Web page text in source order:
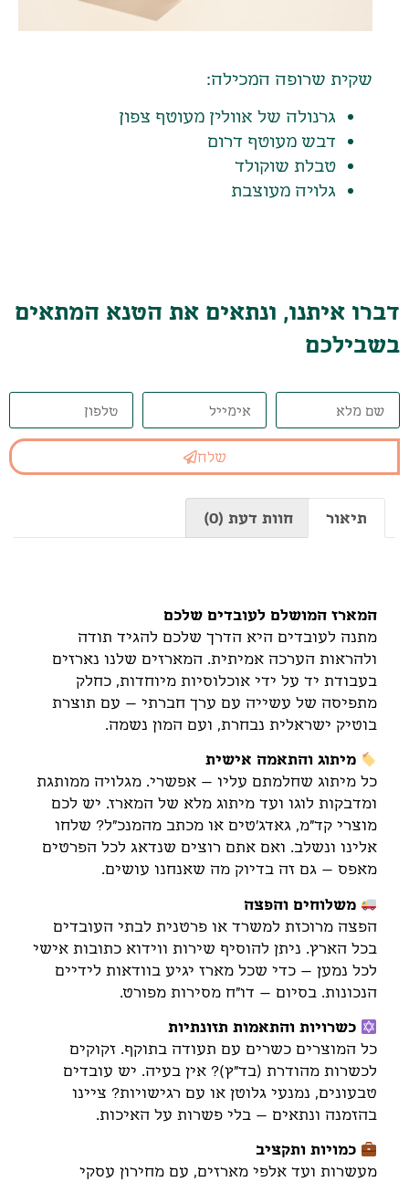
שקית שרופה המכילה:
גרנולה של אוולין מעוטף צפון
דבש מעוטף דרום
טבלת שוקולד
גלויה מעוצבת
דברו איתנו, ונתאים את הטנא המתאים
בשבילכם
שלח
תיאור חוות דעת (0)
המארז המושלם לעובדים שלכם
מתנה לעובדים היא הדרך שלכם להגיד תודה
ולהראות הערכה אמיתית. המארזים שלנו נארזים
בעבודת יד על ידי אוכלוסיות מיוחדות, כחלק
מתפיסה של עשייה עם ערך חברתי – עם תוצרת
בוטיק ישראלית נבחרת, ועם המון נשמה.
מיתוג והתאמה אישית
כל מיתוג שחלמתם עליו – אפשרי. מגלויה ממותגת
ומדבקות לוגו ועד מיתוג מלא של המארז. יש לכם
מוצרי קד"מ, גאדג'טים או מכתב מהמנכ"ל? שלחו
אלינו ונשלב. ואם אתם רוצים שנדאג לכל הפרטים
מאפס – גם זה בדיוק מה שאנחנו עושים.
משלוחים והפצה
הפצה מרוכזת למשרד או פרטנית לבתי העובדים
בכל הארץ. ניתן להוסיף שירות ווידוא כתובות אישי
לכל נמען – כדי שכל מארז יגיע בוודאות לידיים
הנכונות. בסיום – דו"ח מסירות מפורט.
כשרויות והתאמות תזונתיות
כל המוצרים כשרים עם תעודה בתוקף. זקוקים
לכשרות מהודרת (בד"ץ)? אין בעיה. יש עובדים
טבעונים, נמנעי גלוטן או עם רגישויות? ציינו
בהזמנה ונתאים – בלי פשרות על האיכות.
כמויות ותקציב
מעשרות ועד אלפי מארזים, עם מחירון עסקי